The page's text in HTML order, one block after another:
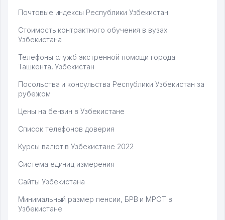
Почтовые индексы Республики Узбекистан
Стоимость контрактного обучения в вузах
Узбекистана
Телефоны служб экстренной помощи города
Ташкента, Узбекистан
Посольства и консульства Республики Узбекистан за
рубежом
Цены на бензин в Узбекистане
Список телефонов доверия
Курсы валют в Узбекистане 2022
Система единиц измерения
Сайты Узбекистана
Минимальный размер пенсии, БРВ и МРОТ в
Узбекистане